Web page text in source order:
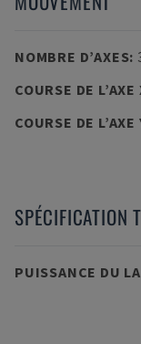
NOMBRE D’AXES:
COURSE DE L’AXE
COURSE DE L’AXE
SPÉCIFICATION
PUISSANCE DU